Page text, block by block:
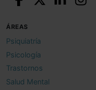
ÁREAS
Psiquiatría
Psicología
Trastornos
Salud Mental